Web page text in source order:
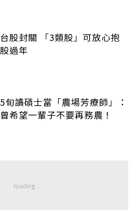
台股封關 「3類股」可放心抱
股過年
5旬讀碩士當「農場芳療師」：
曾希望一輩子不要再務農！